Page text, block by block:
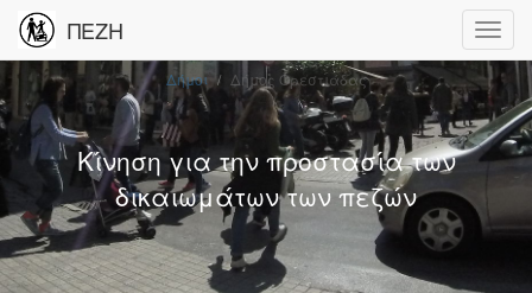
ΠΕΖΗ
Δήμοι Δήμος Ορεστιάδας
Κίνηση για την προστασία των
δικαιωμάτων των πεζών